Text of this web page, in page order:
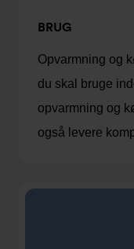
BRUG
Opvarmning og
du skal bruge
opvarmning og
også levere